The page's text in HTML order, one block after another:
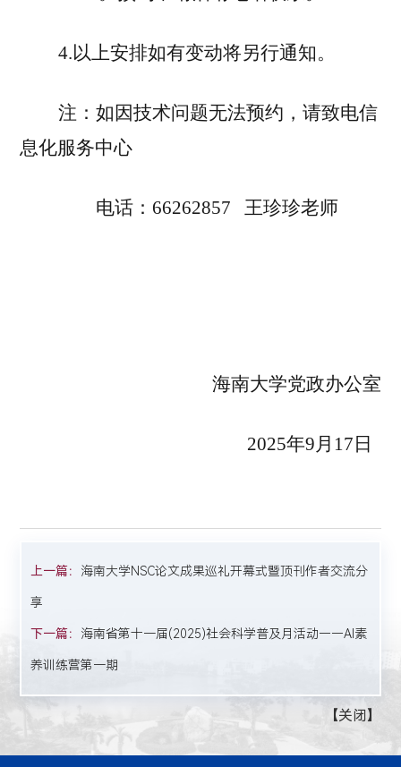
4.以上安排如有变动将另行通知。
注：如因技术问题无法预约，请致电信
息化服务中心
电话： 66262857 王珍珍老师
海南大学党政办公室
2025年9月 17 日
上一篇： 海南大学NSC论文成果巡礼开幕式暨顶刊作者交流分
享
下一篇： 海南省第十一届(2025)社会科学普及月活动——AI素
养训练营第一期
【关闭】